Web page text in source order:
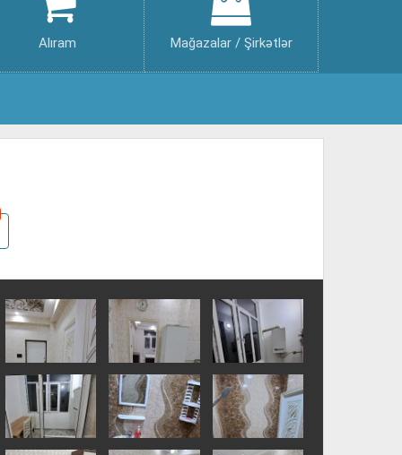
Alıram Mağazalar / Şirkətlər